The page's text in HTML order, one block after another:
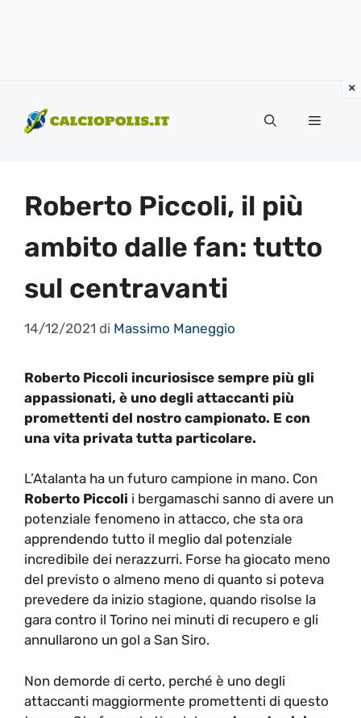
contenuto
Menu
Roberto Piccoli, il più
ambito dalle fan: tutto
sul centravanti
14/12/2021 di Massimo Maneggio
Roberto Piccoli incuriosisce sempre più gli
appassionati, è uno degli attaccanti più
promettenti del nostro campionato. E con
una vita privata tutta particolare.
L’Atalanta ha un futuro campione in mano. Con
Roberto Piccoli i bergamaschi sanno di avere un
potenziale fenomeno in attacco, che sta ora
apprendendo tutto il meglio dal potenziale
incredibile dei nerazzurri. Forse ha giocato meno
del previsto o almeno meno di quanto si poteva
prevedere da inizio stagione, quando risolse la
gara contro il Torino nei minuti di recupero e gli
annullarono un gol a San Siro.
Non demorde di certo, perché è uno degli
attaccanti maggiormente promettenti di questo